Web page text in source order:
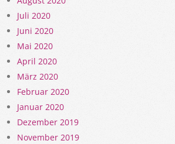
Juli 2020
Juni 2020
Mai 2020
April 2020
März 2020
Februar 2020
Januar 2020
Dezember 2019
November 2019